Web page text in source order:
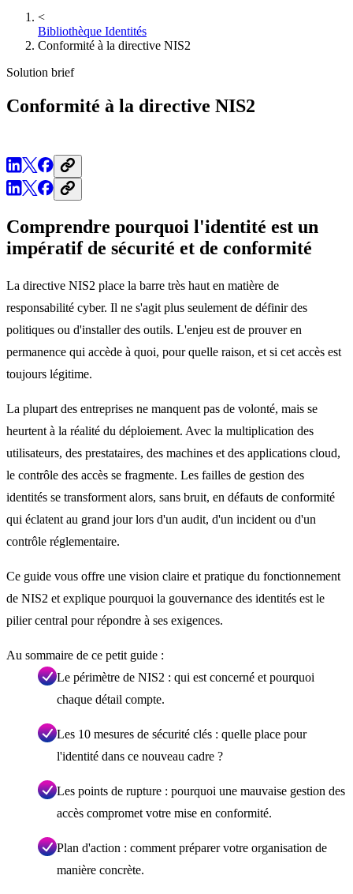
<
Bibliothèque Identités
Conformité à la directive NIS2
Solution brief
Conformité à la directive NIS2
Comprendre pourquoi l'identité est un
impératif de sécurité et de conformité
La directive NIS2 place la barre très haut en matière de
responsabilité cyber. Il ne s'agit plus seulement de définir des
politiques ou d'installer des outils. L'enjeu est de prouver en
permanence qui accède à quoi, pour quelle raison, et si cet accès est
toujours légitime.
La plupart des entreprises ne manquent pas de volonté, mais se
heurtent à la réalité du déploiement. Avec la multiplication des
utilisateurs, des prestataires, des machines et des applications cloud,
le contrôle des accès se fragmente. Les failles de gestion des
identités se transforment alors, sans bruit, en défauts de conformité
qui éclatent au grand jour lors d'un audit, d'un incident ou d'un
contrôle réglementaire.
Ce guide vous offre une vision claire et pratique du fonctionnement
de NIS2 et explique pourquoi la gouvernance des identités est le
pilier central pour répondre à ses exigences.
Au sommaire de ce petit guide :
Le périmètre de NIS2 : qui est concerné et pourquoi
chaque détail compte.
Les 10 mesures de sécurité clés : quelle place pour
l'identité dans ce nouveau cadre ?
Les points de rupture : pourquoi une mauvaise gestion des
accès compromet votre mise en conformité.
Plan d'action : comment préparer votre organisation de
manière concrète.